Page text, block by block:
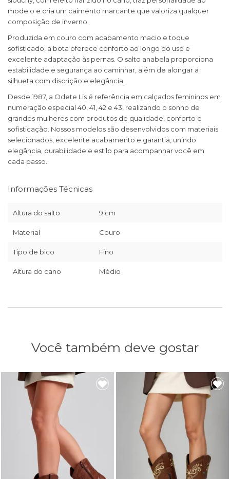
modelo e cria um caimento marcante que valoriza qualquer
composição de inverno.
Produzida em couro com acabamento macio e toque
sofisticado, a bota oferece conforto ao longo do uso e
excelente adaptação às pernas. O salto anabela proporciona
estabilidade e segurança ao caminhar, além de alongar a
silhueta com discrição e elegância.
Desde 1987, a Odete Lis é referência em calçados femininos em
numeração especial 40, 41, 42 e 43, realizando o sonho de
grandes mulheres com produtos de qualidade, conforto e
sofisticação. Nossos modelos são desenvolvidos com materiais
selecionados, excelente acabamento e garantia, unindo
elegância, durabilidade e estilo para acompanhar você em
cada passo.
Informações Técnicas
Altura do salto 9 cm
Material Couro
Tipo de bico Fino
Altura do cano Médio
Você também deve gostar